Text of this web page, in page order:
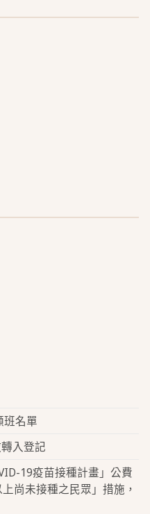
班名單
入登記
19疫苗接種計畫」公費
尚未接種之民眾」措施，